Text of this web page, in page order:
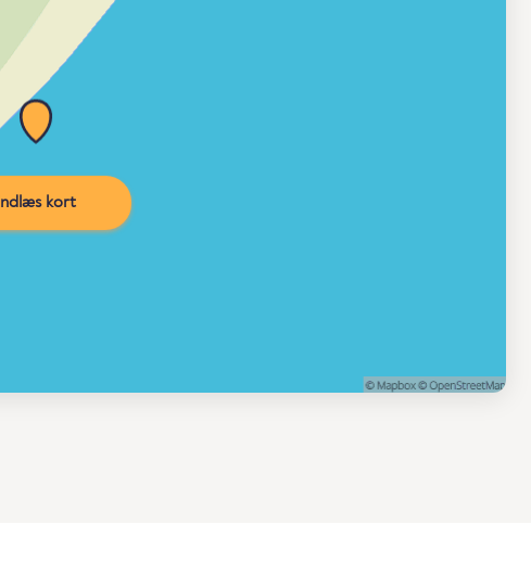
Indlæs kort